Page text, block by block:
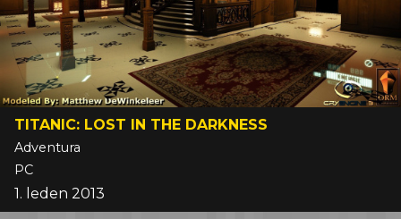
TITANIC: LOST IN THE DARKNESS
Adventura
PC
1. leden 2013